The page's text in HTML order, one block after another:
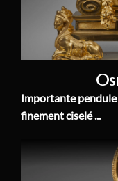
Importante
finement ciselé ...